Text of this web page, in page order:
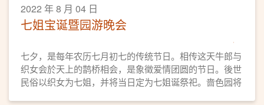
2022 年 8 月 04 日
七姐宝诞暨园游晚会
七夕，是每年农历七月初七的传统节日。相传这天牛郎与
织女会於天上的鹊桥相会，是象徵爱情团圆的节日。後世
民俗以织女为七姐，并将当日定为七姐诞祭祀。啬色园将